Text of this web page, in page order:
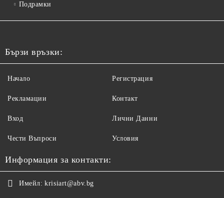
Подрамки
Бързи връзки:
Начало
Рекламации
Вход
Чести Въпроси
Регистрация
Контакт
Лични Данни
Условия
Информация за контакти:
Имейл: krisiart@abv.bg